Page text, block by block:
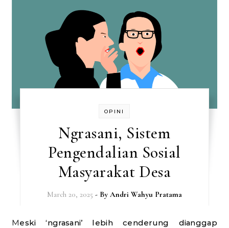
OPINI
Ngrasani, Sistem
Pengendalian Sosial
Masyarakat Desa
March 20, 2025 - By Andri Wahyu Pratama
Meski ‘ngrasani’ lebih cenderung dianggap